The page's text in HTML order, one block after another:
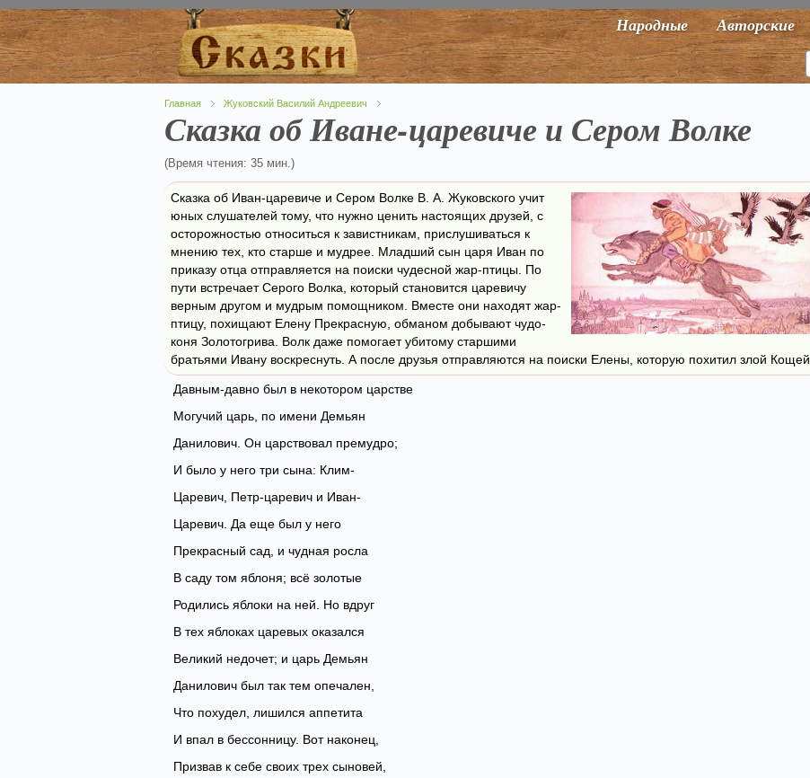
Народные Авторские
Главная Жуковский Василий Андреевич
Сказка об Иване-царевиче и Сером Волке
(Время чтения: 35 мин.)
Сказка об Иван-царевиче и Сером Волке В. А. Жуковского учит
юных слушателей тому, что нужно ценить настоящих друзей, с
осторожностью относиться к завистникам, прислушиваться к
мнению тех, кто старше и мудрее. Младший сын царя Иван по
приказу отца отправляется на поиски чудесной жар-птицы. По
пути встречает Серого Волка, который становится царевичу
верным другом и мудрым помощником. Вместе они находят жар-
птицу, похищают Елену Прекрасную, обманом добывают чудо-
коня Золотогрива. Волк даже помогает убитому старшими
братьями Ивану воскреснуть. А после друзья отправляются на поиски Елены, которую похитил злой Кощей.
Давным-давно был в некотором царстве
Могучий царь, по имени Демьян
Данилович. Он царствовал премудро;
И было у него три сына: Клим-
Царевич, Петр-царевич и Иван-
Царевич. Да еще был у него
Прекрасный сад, и чудная росла
В саду том яблоня; всё золотые
Родились яблоки на ней. Но вдруг
В тех яблоках царевых оказался
Великий недочет; и царь Демьян
Данилович был так тем опечален,
Что похудел, лишился аппетита
И впал в бессонницу. Вот наконец,
Призвав к себе своих трех сыновей,